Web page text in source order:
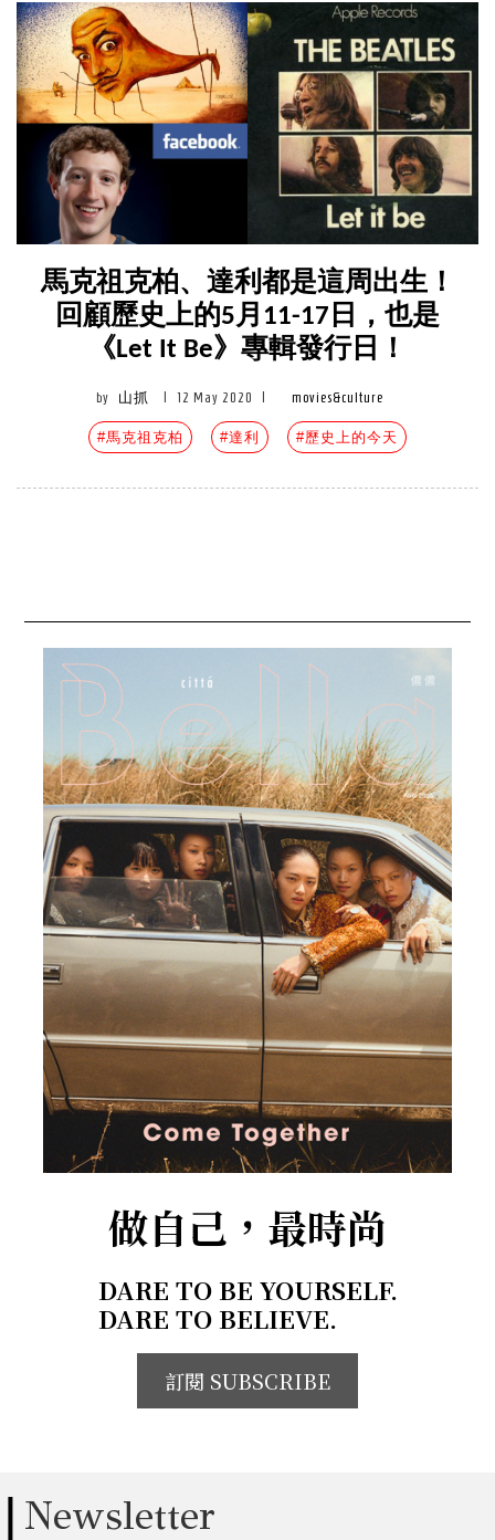
馬克祖克柏、達利都是這周出生！
回顧歷史上的5月11-17日，也是
《Let It Be》專輯發行日！
by 山抓 12 May 2020 movies&culture
#馬克祖克柏 #達利 #歷史上的今天
做自己，最時尚
DARE TO BE YOURSELF.
DARE TO BELIEVE.
訂閱 SUBSCRIBE
Newsletter